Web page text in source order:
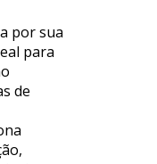
por sua
para
de